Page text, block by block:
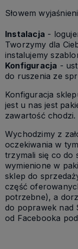
Słowem
Instalacja -
Tworzymy dla
instalujemy
Konfiguracja -
do ruszenia ze
Konfiguracja
jest u nas jest
zawartość chodzi.
Wychodzimy z
oczekiwania w
trzymali się co do
wymienione w
sklep do
część
potrzebne), a
do poprawek nad
od Facebooka